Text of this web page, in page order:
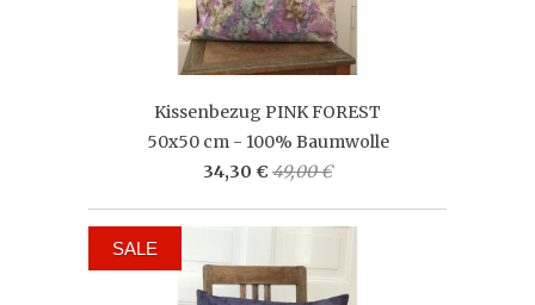
Kissenbezug PINK FOREST
50x50 cm - 100% Baumwolle
34,30 € 49,00 €
SALE